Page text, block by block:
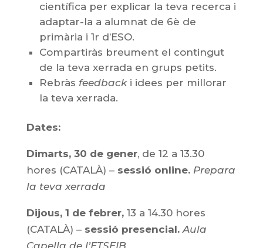
científica per explicar la teva recerca i
adaptar-la a alumnat de 6è de
primària i 1r d’ESO.
Compartiràs breument el contingut
de la teva xerrada en grups petits.
Rebràs feedbacki idees per millorar
la teva xerrada.
Dates:
Dimarts, 30 de gener, de 12 a 13.30
hores (CATALÀ) – sessió online. Prepara
la teva xerrada
Dijous, 1 de febrer,13 a 14.30 hores
(CATALÀ) – sessió presencial.Aula
Capella de l’ETSEIB